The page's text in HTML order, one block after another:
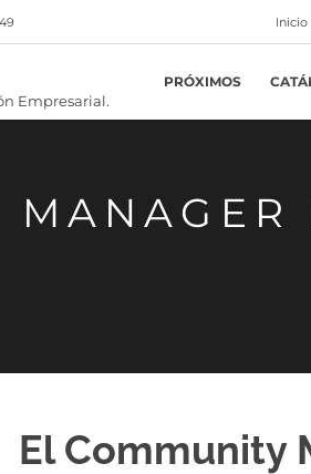
Inicio
PRÓXIMOS
El Community